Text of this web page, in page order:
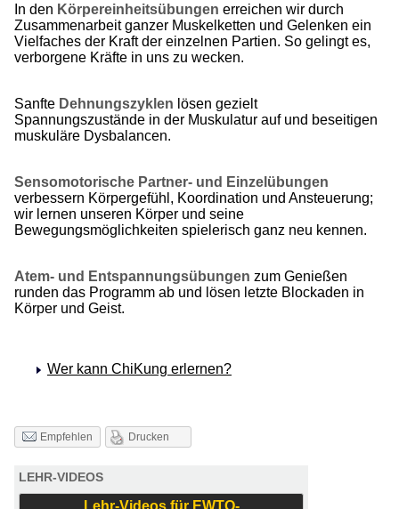
In den Körpereinheitsübungen erreichen wir durch
Zusammenarbeit ganzer Muskelketten und Gelenken ein
Vielfaches der Kraft der einzelnen Partien. So gelingt es,
verborgene Kräfte in uns zu wecken.
Sanfte Dehnungszyklen lösen gezielt
Spannungszustände in der Muskulatur auf und beseitigen
muskuläre Dysbalancen.
Sensomotorische Partner- und Einzelübungen
verbessern Körpergefühl, Koordination und Ansteuerung;
wir lernen unseren Körper und seine
Bewegungsmöglichkeiten spielerisch ganz neu kennen.
Atem- und Entspannungsübungen zum Genießen
runden das Programm ab und lösen letzte Blockaden in
Körper und Geist.
Wer kann ChiKung erlernen?
Empfehlen Drucken
LEHR-VIDEOS
Lehr-Videos für EWTO-